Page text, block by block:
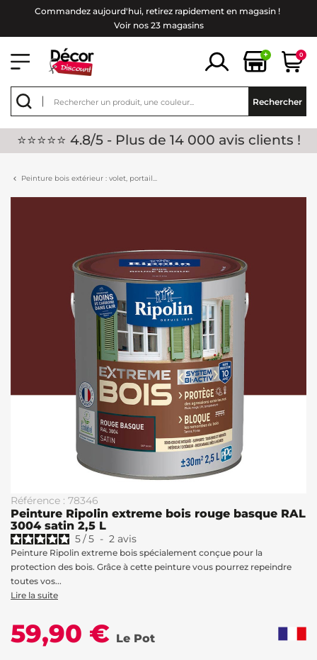
Commandez aujourd'hui, retirez rapidement en magasin !
Voir nos 23 magasins
+ 0
Rechercher
⭐⭐⭐⭐⭐ 4.8/5 - Plus de 14 000 avis clients !
Peinture bois extérieur : volet, portail...
Référence : 78346
Peinture Ripolin extreme bois rouge basque RAL
3004 satin 2,5 L
5/5 - 2 avis
Peinture Ripolin extreme bois spécialement conçue pour la
protection des bois. Grâce à cette peinture vous pourrez repeindre
toutes vos...
Lire la suite
59,90 € Le Pot